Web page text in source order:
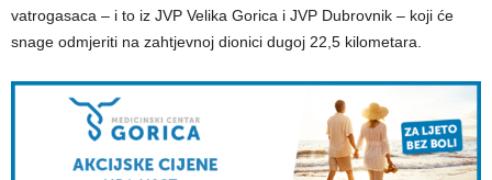
vatrogasaca – i to iz JVP Velika Gorica i JVP Dubrovnik – koji će
snage odmjeriti na zahtjevnoj dionici dugoj 22,5 kilometara.